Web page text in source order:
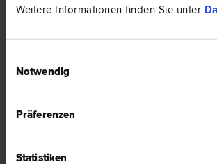
Weitere Informationen finden Sie unter
Notwendig
Präferenzen
Statistiken
Dr. Hubert REIF
Liegenschafts- und Immobilien­recht |